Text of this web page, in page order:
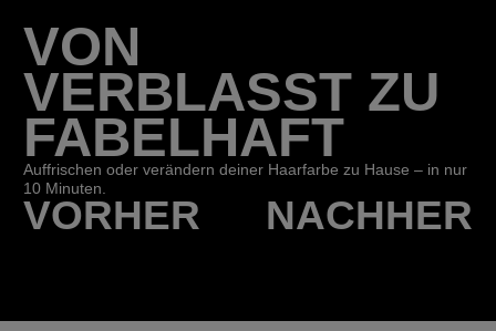
VON
VERBLASST ZU
FABELHAFT
Auffrischen oder verändern deiner Haarfarbe zu Hause – in nur
10 Minuten.
VORHER NACHHER